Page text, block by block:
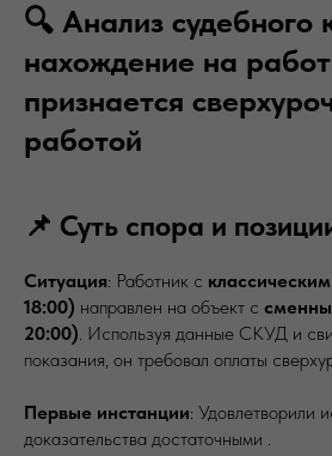
🔍 Анализ судебного
нахождение на
признается
работой
📌 Суть спора и
Ситуация: Работник с
18:00) направлен на объект с
20:00). Используя данные СКУД и
показания, он требовал оплаты
Первые инстанции: Удовлетворили
доказательства достаточными .